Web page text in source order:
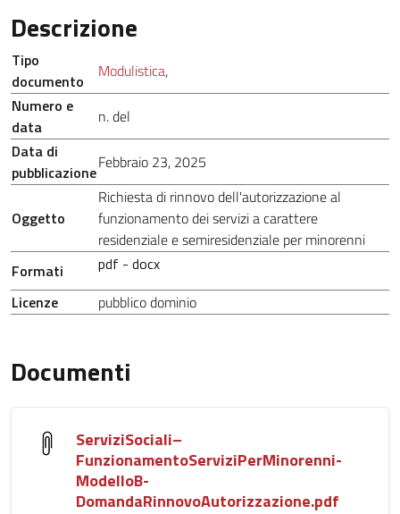
Descrizione
Tipo
documento
Modulistica,
Numero e
data
n. del
Data di
pubblicazioneFebbraio 23, 2025
Oggetto
Richiesta di rinnovo dell'autorizzazione al
funzionamento dei servizi a carattere
residenziale e semiresidenziale per minorenni
Formati
pdf - docx
Licenze
pubblico dominio
Documenti
ServiziSociali–
FunzionamentoServiziPerMinorenni-
ModelloB-
DomandaRinnovoAutorizzazione.pdf